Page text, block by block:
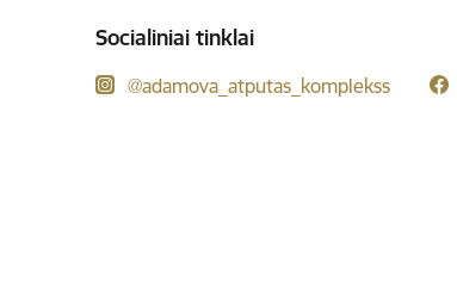
Socialiniai tinklai
@adamova_atputas_komplekss